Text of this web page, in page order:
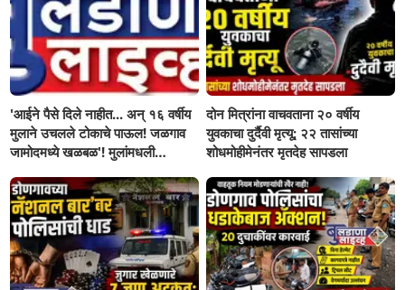
'आईने पैसे दिले नाहीत... अन् १६ वर्षीय
मुलाने उचलले टोकाचे पाऊल! जळगाव
जामोदमध्ये खळबळ'! मुलांमधली
दोन मित्रांना वाचवताना २० वर्षीय
युवकाचा दुर्दैवी मृत्यू; २२ तासांच्या
शोधमोहीमेनंतर मृतदेह सापडला